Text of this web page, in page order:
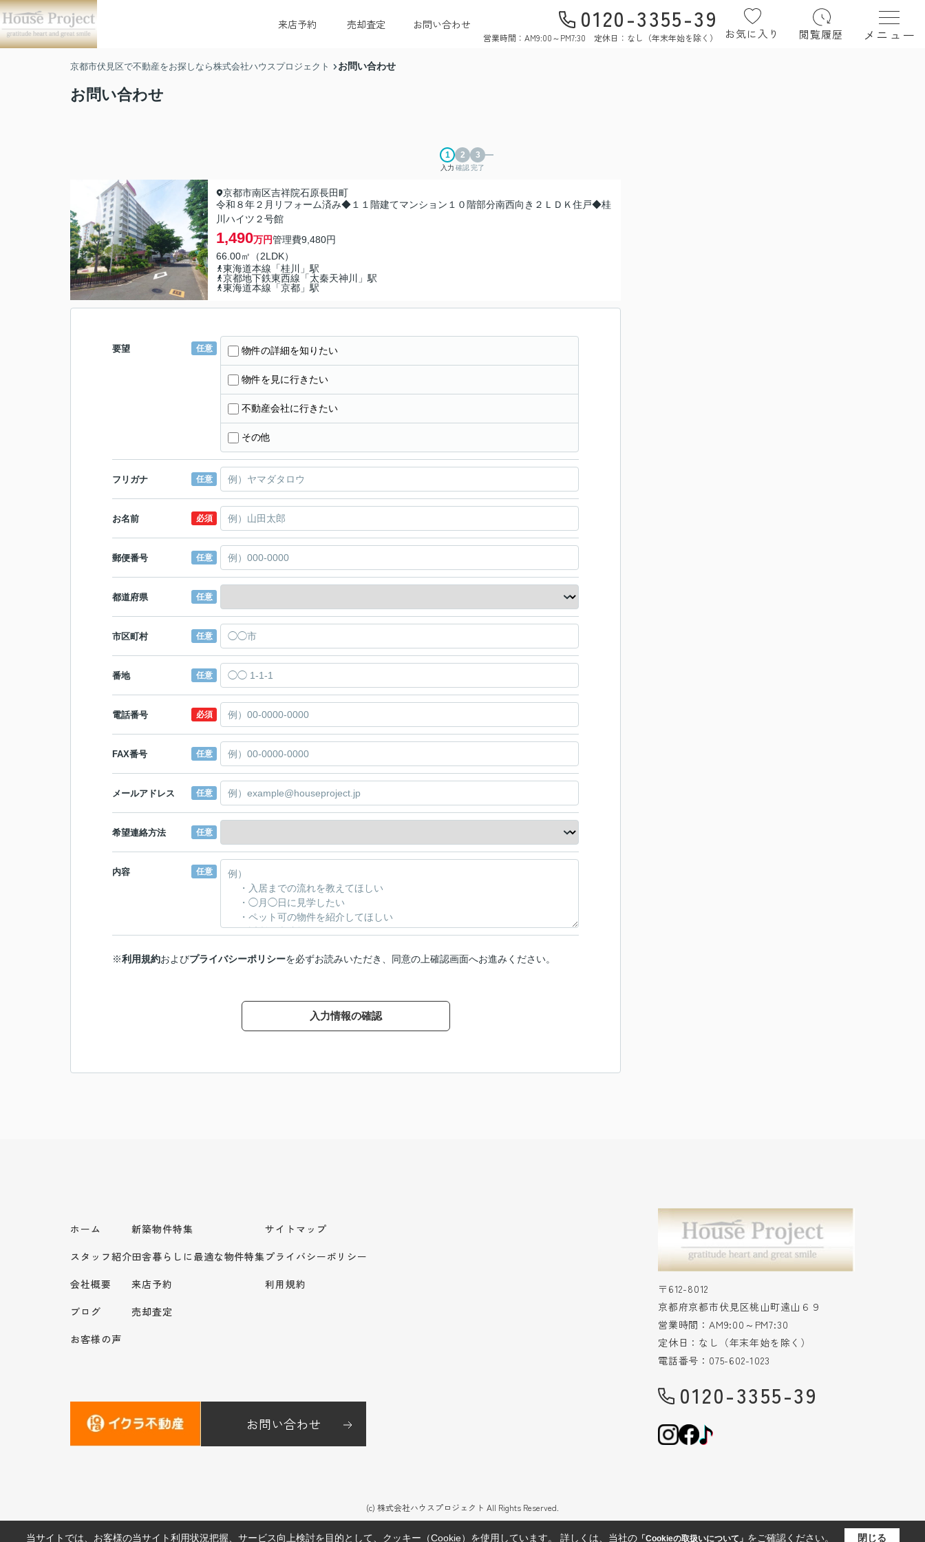
来店予約 売却査定 お問い合わせ 0120-3355-39
営業時間：AM9:00～PM7:30 定休日：なし（年末年始を除く） お気に入り 閲覧履歴 メニュー
京都市伏見区で不動産をお探しなら株式会社ハウスプロジェクト お問い合わせ
お問い合わせ
入力 確認完了
京都市南区吉祥院石原長田町
令和８年２月リフォーム済み◆１１階建てマンション１０階部分南西向き２ＬＤＫ住戸◆桂
川ハイツ２号館
1,490万円管理費9,480円
66.00㎡（2LDK）
東海道本線「桂川」駅
京都地下鉄東西線「太秦天神川」駅
東海道本線「京都」駅
要望 任意 物件の詳細を知りたい
物件を見に行きたい
不動産会社に行きたい
その他
フリガナ 任意
お名前 必須
郵便番号 任意
都道府県 任意
市区町村 任意
番地 任意
電話番号 必須
FAX番号 任意
メールアドレス 任意
希望連絡方法 任意
内容 任意
※利用規約およびプライバシーポリシーを必ずお読みいただき、同意の上確認画面へお進みください。
入力情報の確認
ホーム
スタッフ紹介
会社概要
ブログ
お客様の声
新築物件特集
田舎暮らしに最適な物件特集
来店予約
売却査定
サイトマップ
プライバシーポリシー
利用規約
お問い合わせ
〒612-8012
京都府京都市伏見区桃山町遠山６９
営業時間：AM9:00～PM7:30
定休日：なし（年末年始を除く）
電話番号：075-602-1023
0120-3355-39
(c) 株式会社ハウスプロジェクト All Rights Reserved.
当サイトでは、お客様の当サイト利用状況把握、サービス向上検討を目的として、クッキー（Cookie）を使用しています。 詳しくは、当社の「Cookieの取扱いについて」 をご確認ください。 閉じる